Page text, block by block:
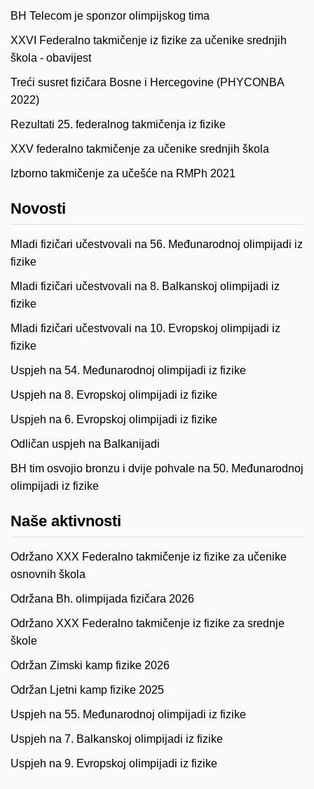
BH Telecom je sponzor olimpijskog tima
XXVI Federalno takmičenje iz fizike za učenike srednjih
škola - obavijest
Treći susret fizičara Bosne i Hercegovine (PHYCONBA
2022)
Rezultati 25. federalnog takmičenja iz fizike
XXV federalno takmičenje za učenike srednjih škola
Izborno takmičenje za učešće na RMPh 2021
Novosti
Mladi fizičari učestvovali na 56. Međunarodnoj olimpijadi iz
fizike
Mladi fizičari učestvovali na 8. Balkanskoj olimpijadi iz
fizike
Mladi fizičari učestvovali na 10. Evropskoj olimpijadi iz
fizike
Uspjeh na 54. Međunarodnoj olimpijadi iz fizike
Uspjeh na 8. Evropskoj olimpijadi iz fizike
Uspjeh na 6. Evropskoj olimpijadi iz fizike
Odličan uspjeh na Balkanijadi
BH tim osvojio bronzu i dvije pohvale na 50. Međunarodnoj
olimpijadi iz fizike
Naše aktivnosti
Održano XXX Federalno takmičenje iz fizike za učenike
osnovnih škola
Održana Bh. olimpijada fizičara 2026
Održano XXX Federalno takmičenje iz fizike za srednje
škole
Održan Zimski kamp fizike 2026
Održan Ljetni kamp fizike 2025
Uspjeh na 55. Međunarodnoj olimpijadi iz fizike
Uspjeh na 7. Balkanskoj olimpijadi iz fizike
Uspjeh na 9. Evropskoj olimpijadi iz fizike